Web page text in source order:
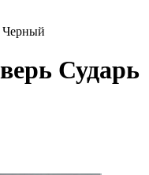
Черный
Сударь